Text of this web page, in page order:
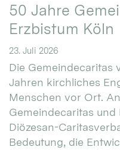
50 Jahre
Erzbistum Köln
23. Juli 2026
Die Gemeindecaritas
Jahren kirchliches
Menschen vor Ort.
Gemeindecaritas
Diözesan-
Bedeutung, die